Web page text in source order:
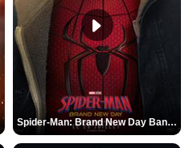
Spider-Man: Brand New Day Bande-annonce VO STFR